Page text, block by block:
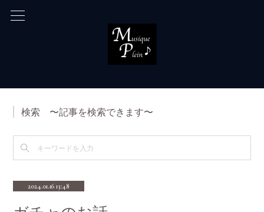
検索 〜記事を検索できます〜
2024.01.16 13:48